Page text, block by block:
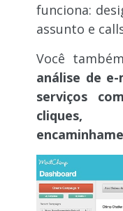
funciona:
assunto e
Você
análise de
serviços
cliques,